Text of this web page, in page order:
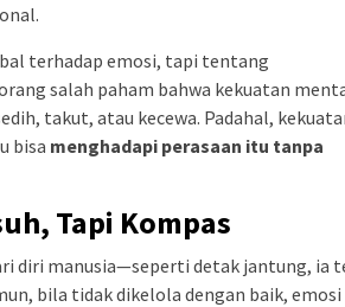
terhadap emosi, tapi tentang
salah paham bahwa kekuatan
takut, atau kecewa. Padahal,
bisa menghadapi perasaan itu tanpa
Tapi Kompas
diri manusia—seperti detak jantung, ia
bila tidak dikelola dengan baik, emosi